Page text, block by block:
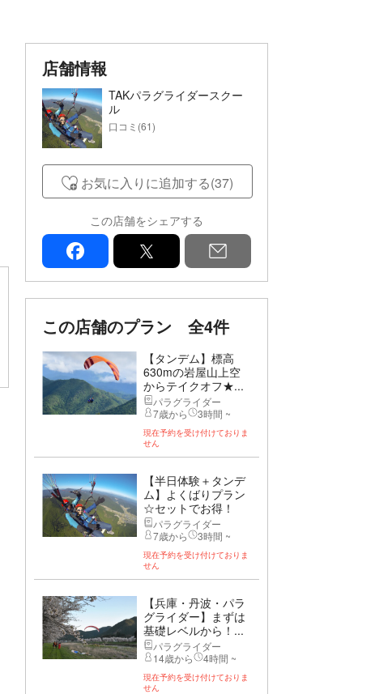
店舗情報
TAKパラグライダースクー
ル
口コミ(61)
お気に入りに追加する(37)
この店舗をシェアする
facebook
この店舗のプラン 全4件
【タンデム】標高
630mの岩屋山上空
からテイクオフ★...
パラグライダー
7歳から
3時間 ~
現在予約を受け付けておりま
せん
【半日体験＋タンデ
ム】よくばりプラン
☆セットでお得！
パラグライダー
7歳から
3時間 ~
現在予約を受け付けておりま
せん
【兵庫・丹波・パラ
グライダー】まずは
基礎レベルから！...
パラグライダー
14歳から
4時間 ~
現在予約を受け付けておりま
せん